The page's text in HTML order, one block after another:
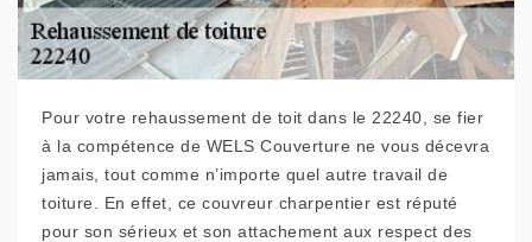
Pour votre rehaussement de toit dans le 22240, se fier
à la compétence de WELS Couverture ne vous décevra
jamais, tout comme n’importe quel autre travail de
toiture. En effet, ce couvreur charpentier est réputé
pour son sérieux et son attachement aux respect des